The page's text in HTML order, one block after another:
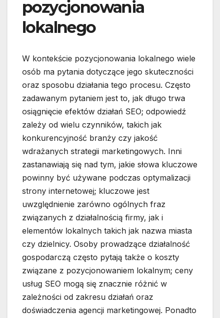
pozycjonowania
lokalnego
W kontekście pozycjonowania lokalnego wiele
osób ma pytania dotyczące jego skuteczności
oraz sposobu działania tego procesu. Często
zadawanym pytaniem jest to, jak długo trwa
osiągnięcie efektów działań SEO; odpowiedź
zależy od wielu czynników, takich jak
konkurencyjność branży czy jakość
wdrażanych strategii marketingowych. Inni
zastanawiają się nad tym, jakie słowa kluczowe
powinny być używane podczas optymalizacji
strony internetowej; kluczowe jest
uwzględnienie zarówno ogólnych fraz
związanych z działalnością firmy, jak i
elementów lokalnych takich jak nazwa miasta
czy dzielnicy. Osoby prowadzące działalność
gospodarczą często pytają także o koszty
związane z pozycjonowaniem lokalnym; ceny
usług SEO mogą się znacznie różnić w
zależności od zakresu działań oraz
doświadczenia agencji marketingowej. Ponadto